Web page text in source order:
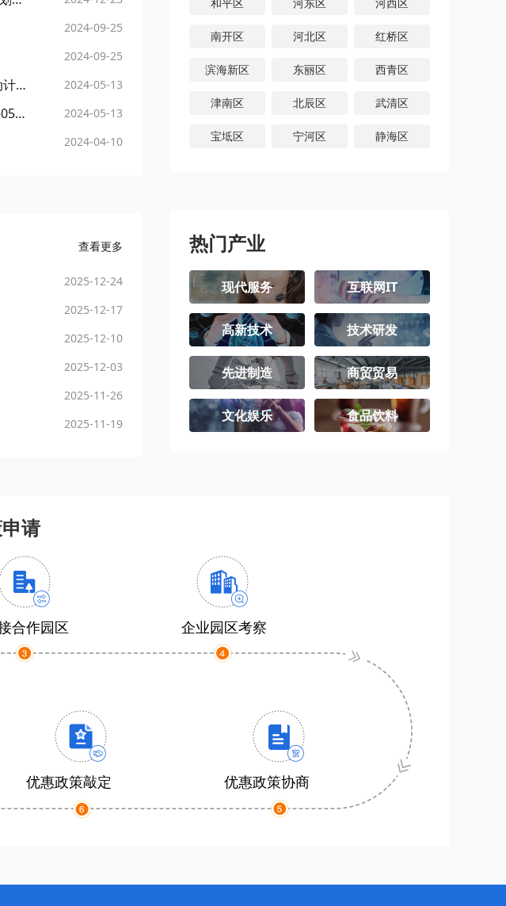
2024-09-25
2024-09-25
天津市蓟州区人民政府办公室关于印发蓟州区贯彻落实《提升行政执法质量三年行动计划（2023—2025年）》实施方案的通知 2024-05-13
《蓟州区贯彻落实〈提升行政执法质量三年行动计划（2023—2025年）〉实...2024-05-13 2024-05-13
2024-04-10
查看更多
2025-12-24
2025-12-17
2025-12-10
2025-12-03
2025-11-26
2025-11-19
南开区 河北区 红桥区
滨海新区 东丽区 西青区
津南区 北辰区 武清区
宝坻区 宁河区 静海区
热门产业
现代服务 互联网IT
高新技术 技术研发
先进制造 商贸贸易
文化娱乐 食品饮料
请
合作园区 企业园区考察
优惠政策敲定 优惠政策协商